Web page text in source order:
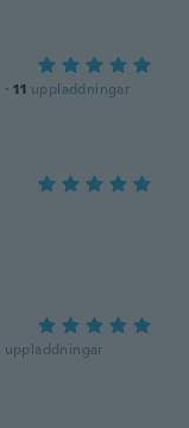
· 11 uppladdningar
uppladdningar